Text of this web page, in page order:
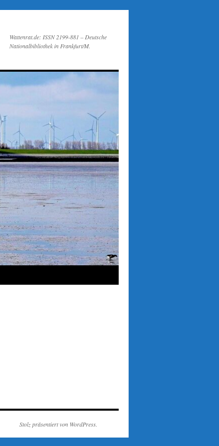
Wattenrat.de: ISSN 2199-881 – Deutsche
Nationalbibliothek in Frankfurt/M.
Stolz präsentiert von WordPress.